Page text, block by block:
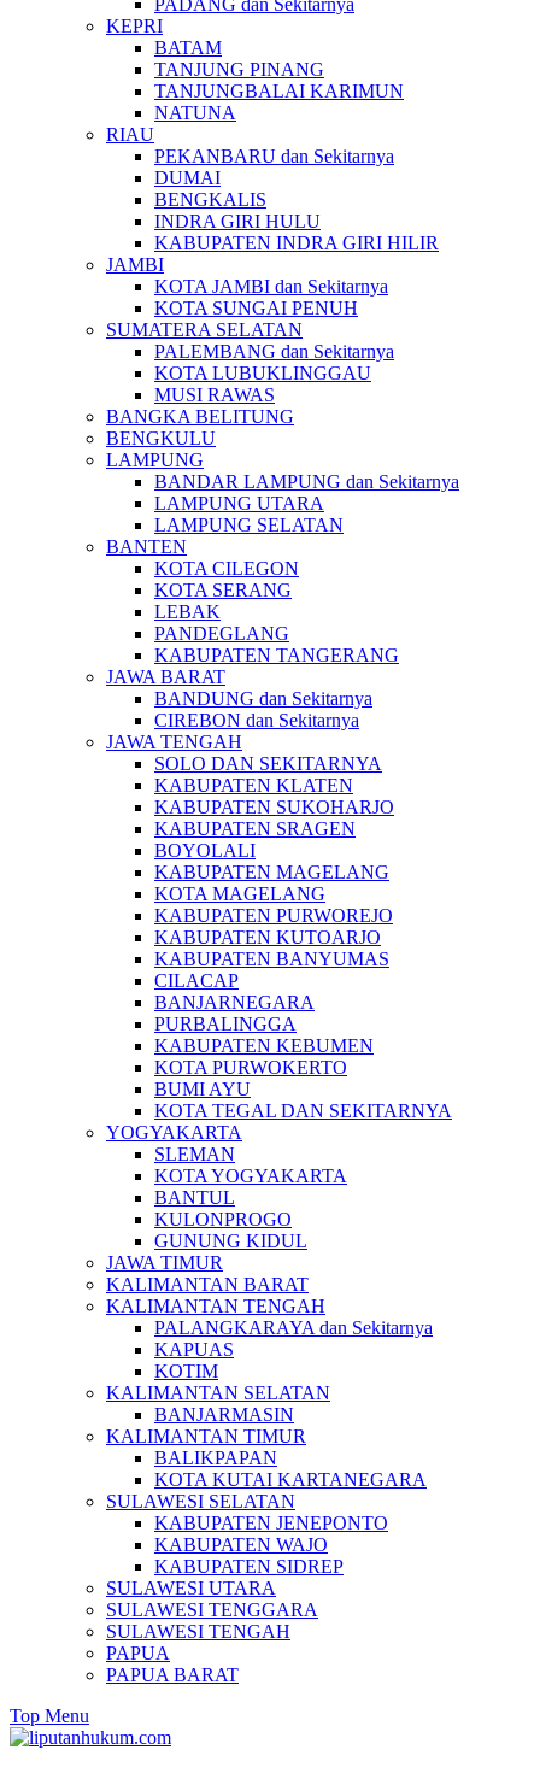
PADANG dan Sekitarnya
KEPRI
BATAM
TANJUNG PINANG
TANJUNGBALAI KARIMUN
NATUNA
RIAU
PEKANBARU dan Sekitarnya
DUMAI
BENGKALIS
INDRA GIRI HULU
KABUPATEN INDRA GIRI HILIR
JAMBI
KOTA JAMBI dan Sekitarnya
KOTA SUNGAI PENUH
SUMATERA SELATAN
PALEMBANG dan Sekitarnya
KOTA LUBUKLINGGAU
MUSI RAWAS
BANGKA BELITUNG
BENGKULU
LAMPUNG
BANDAR LAMPUNG dan Sekitarnya
LAMPUNG UTARA
LAMPUNG SELATAN
BANTEN
KOTA CILEGON
KOTA SERANG
LEBAK
PANDEGLANG
KABUPATEN TANGERANG
JAWA BARAT
BANDUNG dan Sekitarnya
CIREBON dan Sekitarnya
JAWA TENGAH
SOLO DAN SEKITARNYA
KABUPATEN KLATEN
KABUPATEN SUKOHARJO
KABUPATEN SRAGEN
BOYOLALI
KABUPATEN MAGELANG
KOTA MAGELANG
KABUPATEN PURWOREJO
KABUPATEN KUTOARJO
KABUPATEN BANYUMAS
CILACAP
BANJARNEGARA
PURBALINGGA
KABUPATEN KEBUMEN
KOTA PURWOKERTO
BUMI AYU
KOTA TEGAL DAN SEKITARNYA
YOGYAKARTA
SLEMAN
KOTA YOGYAKARTA
BANTUL
KULONPROGO
GUNUNG KIDUL
JAWA TIMUR
KALIMANTAN BARAT
KALIMANTAN TENGAH
PALANGKARAYA dan Sekitarnya
KAPUAS
KOTIM
KALIMANTAN SELATAN
BANJARMASIN
KALIMANTAN TIMUR
BALIKPAPAN
KOTA KUTAI KARTANEGARA
SULAWESI SELATAN
KABUPATEN JENEPONTO
KABUPATEN WAJO
KABUPATEN SIDREP
SULAWESI UTARA
SULAWESI TENGGARA
SULAWESI TENGAH
PAPUA
PAPUA BARAT
Top Menu